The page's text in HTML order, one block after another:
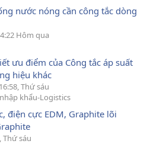
nước nóng cần công tắc dòng
Hôm qua
ưu điểm của Công tắc áp suất
hiệu khác
Thứ sáu
khẩu-Logistics
điện cực EDM, Graphite lõi
Thứ sáu